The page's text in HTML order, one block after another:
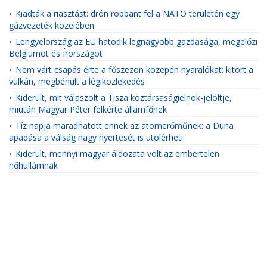
• Kiadták a riasztást: drón robbant fel a NATO területén egy
gázvezeték közelében
• Lengyelország az EU hatodik legnagyobb gazdasága, megelőzi
Belgiumot és Írországot
• Nem várt csapás érte a főszezon közepén nyaralókat: kitört a
vulkán, megbénult a légiközlekedés
• Kiderült, mit válaszolt a Tisza köztársaságielnök-jelöltje,
miután Magyar Péter felkérte államfőnek
• Tíz napja maradhatott ennek az atomerőműnek: a Duna
apadása a válság nagy nyertesét is utolérheti
• Kiderült, mennyi magyar áldozata volt az embertelen
hőhullámnak